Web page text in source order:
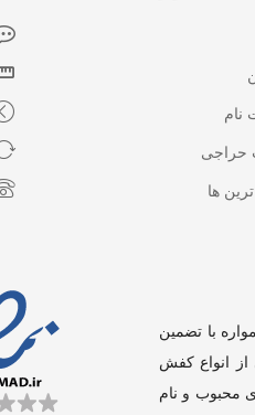
نام
حراجی
ها
با تضمین
انواع کفش
محبوب و نام